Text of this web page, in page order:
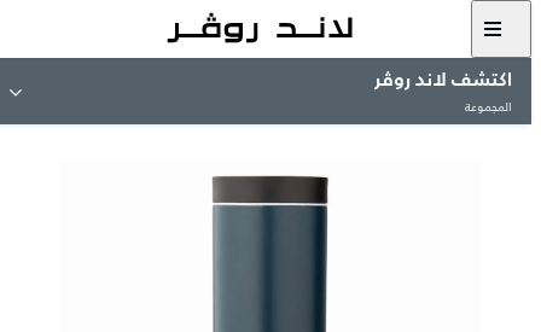
اكتشف لاند روڤر
المجموعة